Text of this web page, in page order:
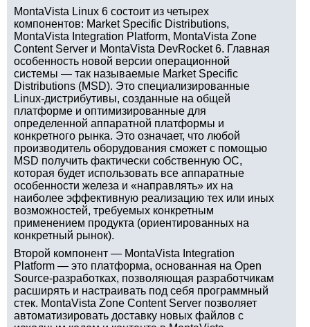
MontaVista Linux 6 состоит из четырех
компонентов: Market Specific Distributions,
MontaVista Integration Platform, MontaVista Zone
Content Server и MontaVista DevRocket 6. Главная
особенность новой версии операционной
системы — так называемые Market Specific
Distributions (MSD). Это специализированные
Linux-дистрибутивы, созданные на общей
платформе и оптимизированные для
определенной аппаратной платформы и
конкретного рынка. Это означает, что любой
производитель оборудования сможет с помощью
MSD получить фактически собственную ОС,
которая будет использовать все аппаратные
особенности железа и «направлять» их на
наиболее эффективную реализацию тех или иных
возможностей, требуемых конкретным
применением продукта (ориентированных на
конкретный рынок).
Второй компонент — MontaVista Integration
Platform — это платформа, основанная на Open
Source-разработках, позволяющая разработчикам
расширять и настраивать под себя программный
стек. MontaVista Zone Content Server позволяет
автоматизировать доставку новых файлов с